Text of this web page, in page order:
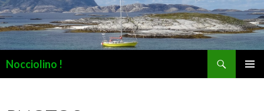
Nocciolino !